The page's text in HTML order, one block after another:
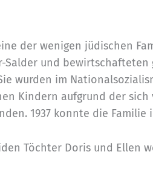
der wenigen jüdischen
und bewirtschafteten
wurden im
Kindern aufgrund der
1937 konnte die Familie
Töchter Doris und Ellen